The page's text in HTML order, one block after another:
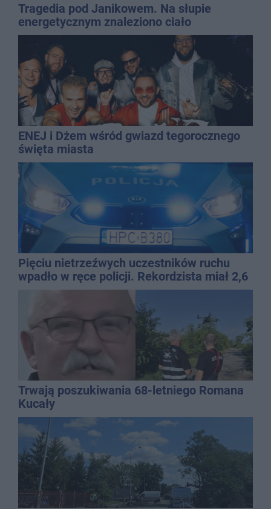
Tragedia pod Janikowem. Na słupie
energetycznym znaleziono ciało
mężczyzny
ENEJ i Dżem wśród gwiazd tegorocznego
święta miasta
Pięciu nietrzeźwych uczestników ruchu
wpadło w ręce policji. Rekordzista miał 2,6
Trwają poszukiwania 68-letniego Romana
Kucały